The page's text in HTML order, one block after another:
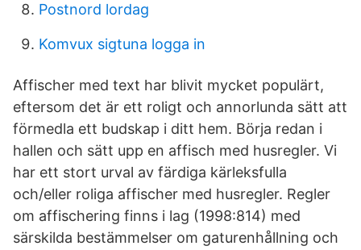
Postnord lordag
Komvux sigtuna logga in
Affischer med text har blivit mycket populärt,
eftersom det är ett roligt och annorlunda sätt att
förmedla ett budskap i ditt hem. Börja redan i
hallen och sätt upp en affisch med husregler. Vi
har ett stort urval av färdiga kärleksfulla
och/eller roliga affischer med husregler. Regler
om affischering finns i lag (1998:814) med
särskilda bestämmelser om gaturenhållning och